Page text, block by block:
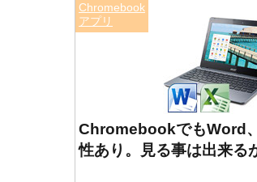
Chromebook
アプリ
ChromebookでもWord
性あり。見る事は出来る